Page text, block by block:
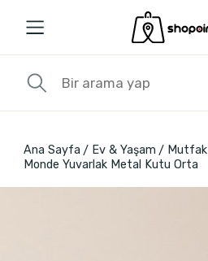
Ana Sayfa Ev & Yaşam Mutfak
Monde Yuvarlak Metal Kutu Orta